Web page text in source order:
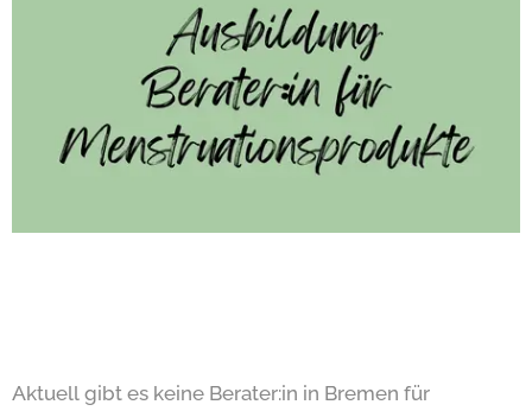
Aktuell gibt es keine Berater:in in Bremen für